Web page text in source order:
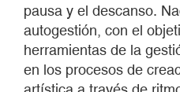
pausa y el descanso.
autogestión, con el
herramientas de la
en los procesos de